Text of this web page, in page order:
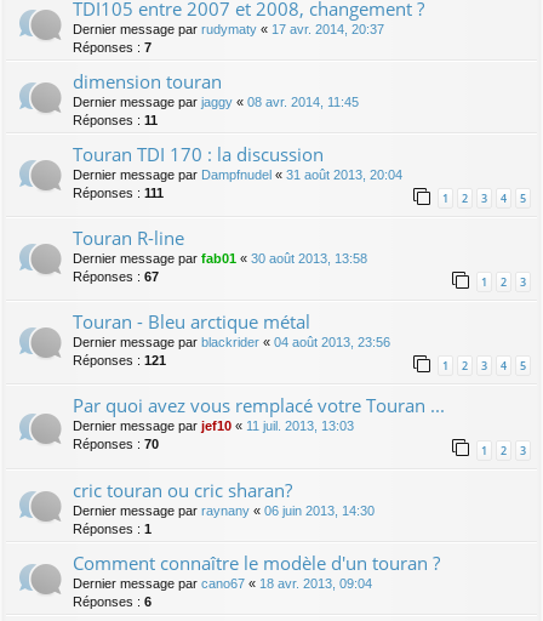
TDI105 entre 2007 et 2008, changement ?
Dernier message par rudymaty « 17 avr. 2014, 20:37
Réponses : 7
dimension touran
Dernier message par jaggy « 08 avr. 2014, 11:45
Réponses : 11
Touran TDI 170 : la discussion
Dernier message par Dampfnudel « 31 août 2013, 20:04
Réponses : 111 1 2 3 4 5
Touran R-line
Dernier message par fab01 « 30 août 2013, 13:58
Réponses : 67 1 2 3
Touran - Bleu arctique métal
Dernier message par blackrider « 04 août 2013, 23:56
Réponses : 121 1 2 3 4 5
Par quoi avez vous remplacé votre Touran ...
Dernier message par jef10 « 11 juil. 2013, 13:03
Réponses : 70 1 2 3
cric touran ou cric sharan?
Dernier message par raynany « 06 juin 2013, 14:30
Réponses : 1
Comment connaître le modèle d'un touran ?
Dernier message par cano67 « 18 avr. 2013, 09:04
Réponses : 6